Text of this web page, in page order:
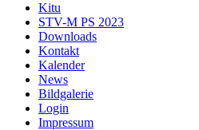
Kitu
STV-M PS 2023
Downloads
Kontakt
Kalender
News
Bildgalerie
Login
Impressum